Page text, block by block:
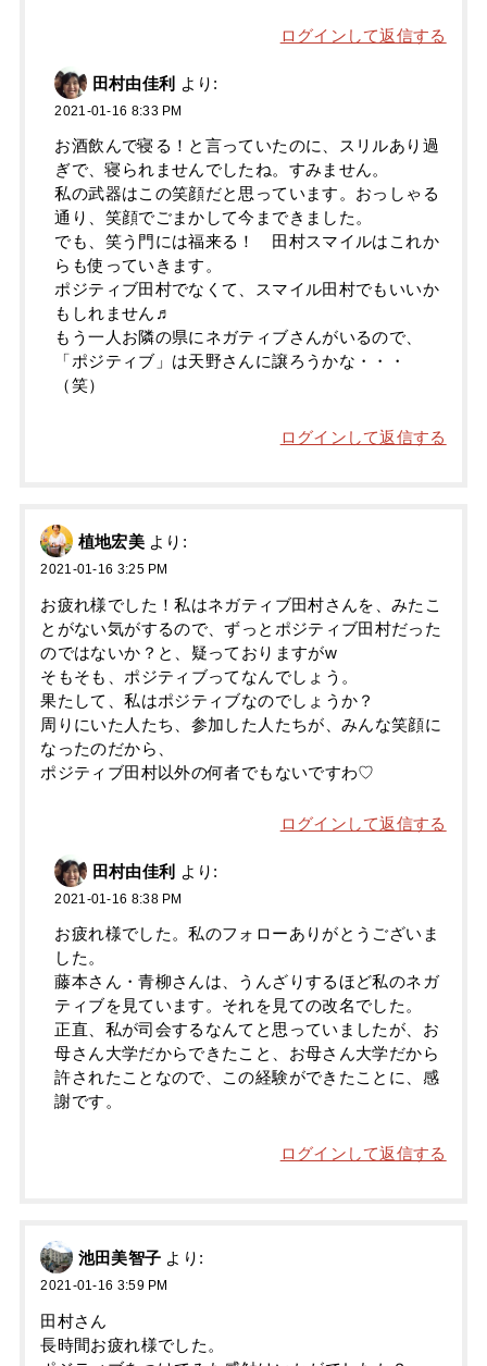
ログインして返信する
田村由佳利 より:
2021-01-16 8:33 PM
お酒飲んで寝る！と言っていたのに、スリルあり過
ぎで、寝られませんでしたね。すみません。
私の武器はこの笑顔だと思っています。おっしゃる
通り、笑顔でごまかして今まできました。
でも、笑う門には福来る！ 田村スマイルはこれか
らも使っていきます。
ポジティブ田村でなくて、スマイル田村でもいいか
もしれません♬
もう一人お隣の県にネガティブさんがいるので、
「ポジティブ」は天野さんに譲ろうかな・・・
（笑）
ログインして返信する
植地宏美 より:
2021-01-16 3:25 PM
お疲れ様でした！私はネガティブ田村さんを、みたこ
とがない気がするので、ずっとポジティブ田村だった
のではないか？と、疑っておりますがw
そもそも、ポジティブってなんでしょう。
果たして、私はポジティブなのでしょうか？
周りにいた人たち、参加した人たちが、みんな笑顔に
なったのだから、
ポジティブ田村以外の何者でもないですわ♡
ログインして返信する
田村由佳利 より:
2021-01-16 8:38 PM
お疲れ様でした。私のフォローありがとうございま
した。
藤本さん・青柳さんは、うんざりするほど私のネガ
ティブを見ています。それを見ての改名でした。
正直、私が司会するなんてと思っていましたが、お
母さん大学だからできたこと、お母さん大学だから
許されたことなので、この経験ができたことに、感
謝です。
ログインして返信する
池田美智子 より:
2021-01-16 3:59 PM
田村さん
長時間お疲れ様でした。